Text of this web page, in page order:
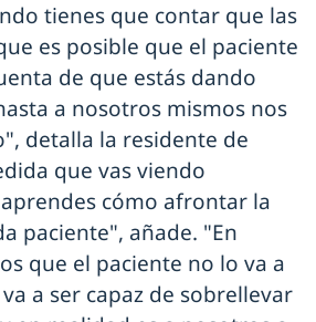
tienes que contar que las
es posible que el paciente
de que estás dando
a nosotros mismos nos
detalla la residente de
que vas viendo
cómo afrontar la
paciente", añade. "En
que el paciente no lo va a
a ser capaz de sobrellevar